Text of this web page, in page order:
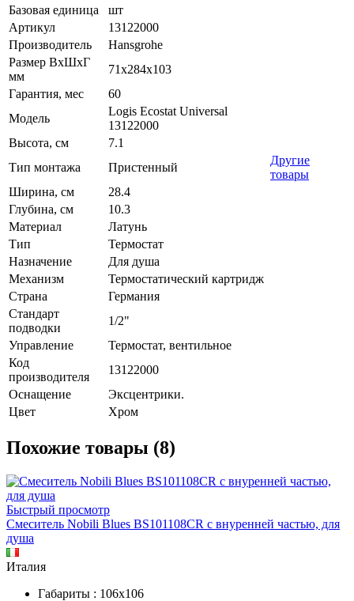
Базовая единица
шт
Артикул
13122000
Производитель
Hansgrohe
Размер ВхШхГ
мм
71х284х103
Гарантия, мес
60
Модель
Logis Ecostat Universal
13122000
Высота, см
7.1
Тип монтажа
Пристенный
Другие
товары
Ширина, см
28.4
Глубина, см
10.3
Материал
Латунь
Тип
Термостат
Назначение
Для душа
Механизм
Термостатический картридж
Страна
Германия
Стандарт
подводки
1/2"
Управление
Термостат, вентильное
Код
производителя
13122000
Оснащение
Эксцентрики.
Цвет
Хром
Похожие товары (8)
Быстрый просмотр
Смеситель Nobili Blues BS101108CR с внуренней частью, для
душа
Италия
Габариты : 106х106